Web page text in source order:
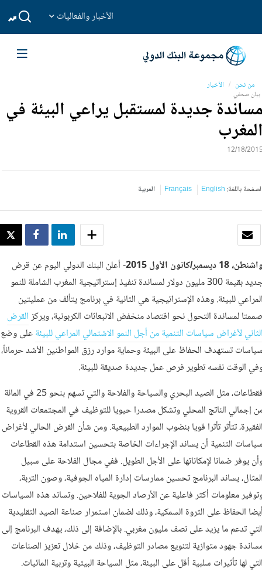
الأخبار والفعاليات
من نحن الأخبار
بيان صحفي
جديدة لمستقبل يراعي البيئة في
12/18/
باللغة:English
Français العربية
SHARE SHARE
18 ديسمبر/كانون الأول 2015
- أعلن البنك الدولي اليوم عن قرض
جديد بقيمة 300 مليون دولار لمساندة تنفيذ إستراتيجية المغرب الشاملة للنمو
للبيئة. وهذه الإستراتيجية هي الثانية في برنامج يتألف من عمليتين
لمساندة التحول نحو اقتصاد منخفض الانبعاثات الكربونية، ويركزالقرض
لأغراض سياسات التنمية من أجل النمو الاشتمالي المراعي للبيئةعلى وضع
تستهدف الحفاظ على البيئة وحماية موارد رزق المواطنين الأشد حرماناً،
الوقت نفسه تطوير فرص عمل جديدة صديقة للبيئة.
فقطاعات، مثل الصيد البحري والسياحة والفلاحة والتي تسهم بنحو 25 في المائة
إجمالي الناتج المحلي وتشكل مصدرا حيويا للتوظيف في المجتمعات القروية
تتأثر تأثرا قويا بنضوب الموارد الطبيعية. ومن شأن القرض الحالي لأغراض
التنمية أن يساند الإجراءات الخاصة بتحسين استدامة هذه القطاعات
يوفر ضمانا لإمكاناتها على الأجل الطويل. ففي مجال الفلاحة على سبيل
يساند البرنامج تحسين ممارسات إدارة المياه الجوفية، وصون التربة،
معلومات أكثر فاعلية عن الأرصاد الجوية للفلاحين. وتساند هذه السياسات
الحفاظ على الثروة السمكية، وذلك لضمان استمرار صناعة الصيد التقليدية
تدعم ما يزيد على نصف مليون مغربي. بالإضافة إلى ذلك، يهدف البرنامج إلى
جهود متوازية لتنويع مصادر التوظيف، وذلك من خلال تعزيز الصناعات
لها تأثيرات سلبية أقل على البيئة، مثل السياحة البيئية وتربية المائيات.